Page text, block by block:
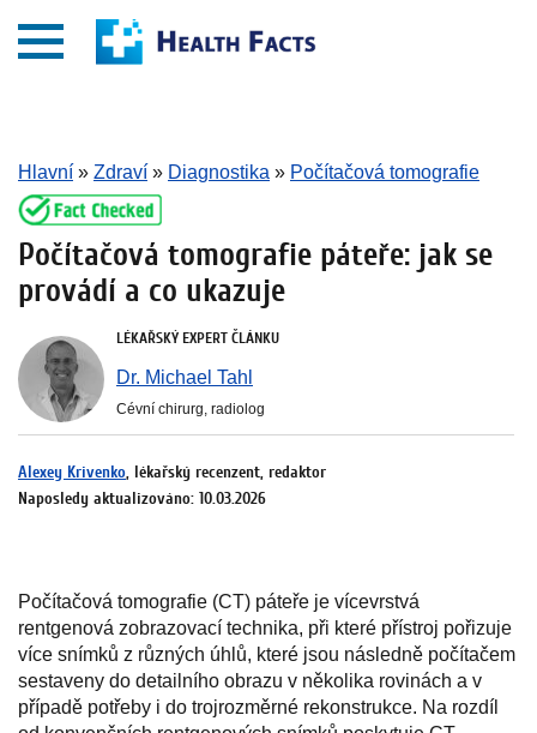
Hlavní » Zdraví » Diagnostika » Počítačová tomografie
Počítačová tomografie páteře: jak se
provádí a co ukazuje
LÉKAŘSKÝ EXPERT ČLÁNKU
Dr. Michael Tahl
Cévní chirurg, radiolog
Alexey Krivenko, lékařský recenzent, redaktor
Naposledy aktualizováno: 10.03.2026
Počítačová tomografie (CT) páteře je vícevrstvá
rentgenová zobrazovací technika, při které přístroj pořizuje
více snímků z různých úhlů, které jsou následně počítačem
sestaveny do detailního obrazu v několika rovinách a v
případě potřeby i do trojrozměrné rekonstrukce. Na rozdíl